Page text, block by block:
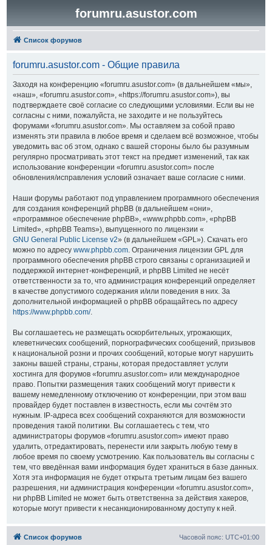
forumru.asustor.com
Список форумов
forumru.asustor.com - Общие правила
Заходя на конференцию «forumru.asustor.com» (в дальнейшем «мы»,
«наш», «forumru.asustor.com», «https://forumru.asustor.com»), вы
подтверждаете своё согласие со следующими условиями. Если вы не
согласны с ними, пожалуйста, не заходите и не пользуйтесь
форумами «forumru.asustor.com». Мы оставляем за собой право
изменять эти правила в любое время и сделаем всё возможное, чтобы
уведомить вас об этом, однако с вашей стороны было бы разумным
регулярно просматривать этот текст на предмет изменений, так как
использование конференции «forumru.asustor.com» после
обновления/исправления условий означает ваше согласие с ними.
Наши форумы работают под управлением программного обеспечения
для создания конференций phpBB (в дальнейшем «они»,
«программное обеспечение phpBB», «www.phpbb.com», «phpBB
Limited», «phpBB Teams»), выпущенного по лицензии «
GNU General Public License v2» (в дальнейшем «GPL»). Скачать его
можно по адресу www.phpbb.com. Ограничения лицензии GPL для
программного обеспечения phpBB строго связаны с организацией и
поддержкой интернет-конференций, и phpBB Limited не несёт
ответственности за то, что администрация конференций определяет
в качестве допустимого содержания и/или поведения в них. За
дополнительной информацией о phpBB обращайтесь по адресу
https://www.phpbb.com/.
Вы соглашаетесь не размещать оскорбительных, угрожающих,
клеветнических сообщений, порнографических сообщений, призывов
к национальной розни и прочих сообщений, которые могут нарушить
законы вашей страны, страны, которая предоставляет услуги
хостинга для форумов «forumru.asustor.com» или международное
право. Попытки размещения таких сообщений могут привести к
вашему немедленному отключению от конференции, при этом ваш
провайдер будет поставлен в известность, если мы сочтём это
нужным. IP-адреса всех сообщений сохраняются для возможности
проведения такой политики. Вы соглашаетесь с тем, что
администраторы форумов «forumru.asustor.com» имеют право
удалить, отредактировать, перенести или закрыть любую тему в
любое время по своему усмотрению. Как пользователь вы согласны с
тем, что введённая вами информация будет храниться в базе данных.
Хотя эта информация не будет открыта третьим лицам без вашего
разрешения, ни администрация конференции «forumru.asustor.com»,
ни phpBB Limited не может быть ответственна за действия хакеров,
которые могут привести к несанкционированному доступу к ней.
Список форумов Часовой пояс: UTC+01:00